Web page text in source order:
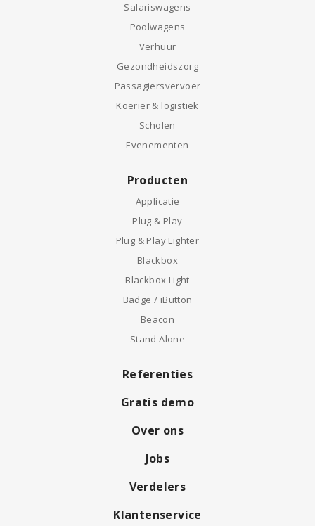
Salariswagens
Poolwagens
Verhuur
Gezondheidszorg
Passagiersvervoer
Koerier & logistiek
Scholen
Evenementen
Producten
Applicatie
Plug & Play
Plug & Play Lighter
Blackbox
Blackbox Light
Badge / iButton
Beacon
Stand Alone
Referenties
Gratis demo
Over ons
Jobs
Verdelers
Klantenservice